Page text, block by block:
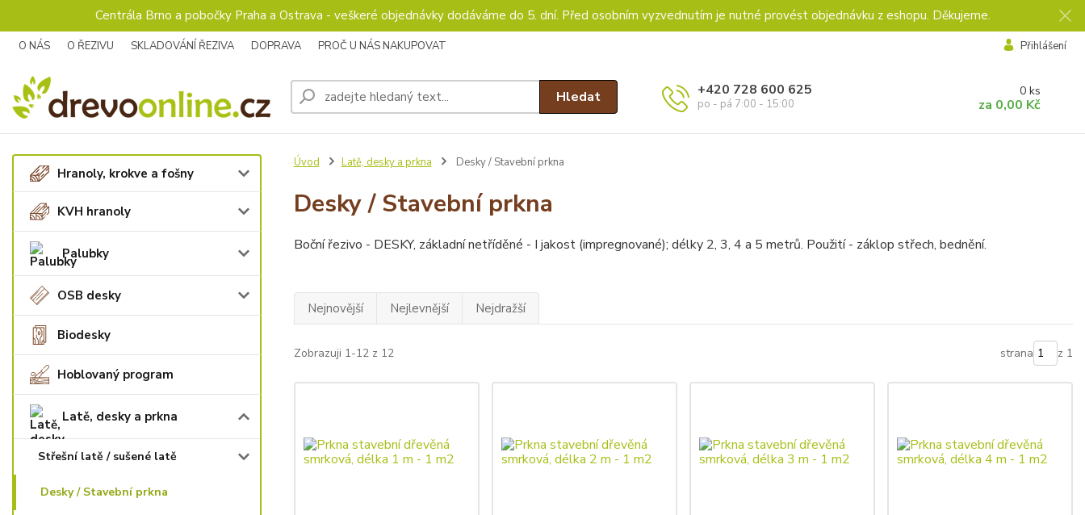
Centrála Brno a pobočky Praha a Ostrava - veškeré objednávky dodáváme do 5. dní. Před osobním vyzvednutím je nutné provést objednávku z eshopu. Děkujeme.
O NÁS O ŘEZIVU SKLADOVÁNÍ ŘEZIVA DOPRAVA PROČ U NÁS NAKUPOVAT Přihlášení
Hledat +420 728 600 625
po - pá 7:00 - 15:00
0 ks
za 0,00 Kč
Hranoly, krokve a fošny
KVH hranoly
Palubky
OSB desky
Biodesky
Hoblovaný program
Latě, desky a prkna
Střešní latě / sušené latě
Desky / Stavební prkna
Úvod Latě, desky a prkna Desky / Stavební prkna
Desky / Stavební prkna
Boční řezivo - DESKY, základní netříděné - I jakost (impregnované); délky 2, 3, 4 a 5 metrů. Použití - záklop střech, bednění.
Nejnovější Nejlevnější Nejdražší
Zobrazuji 1-12 z 12 strana z 1